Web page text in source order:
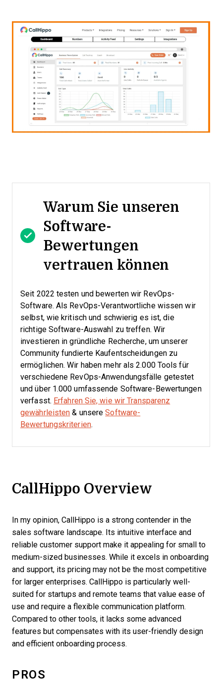
Warum Sie unseren
Software-
Bewertungen
vertrauen können
Seit 2022 testen und bewerten wir RevOps-
Software. Als RevOps-Verantwortliche wissen wir
selbst, wie kritisch und schwierig es ist, die
richtige Software-Auswahl zu treffen. Wir
investieren in gründliche Recherche, um unserer
Community fundierte Kaufentscheidungen zu
ermöglichen. Wir haben mehr als 2.000 Tools für
verschiedene RevOps-Anwendungsfälle getestet
und über 1.000 umfassende Software-Bewertungen
verfasst. Erfahren Sie, wie wir Transparenz
gewährleisten & unsereSoftware-
Bewertungskriterien.
CallHippo Overview
In my opinion, CallHippo is a strong contender in the
sales software landscape. Its intuitive interface and
reliable customer support make it appealing for small to
medium-sized businesses. While it excels in onboarding
and support, its pricing may not be the most competitive
for larger enterprises. CallHippo is particularly well-
suited for startups and remote teams that value ease of
use and require a flexible communication platform.
Compared to other tools, it lacks some advanced
features but compensates with its user-friendly design
and efficient onboarding process.
PROS